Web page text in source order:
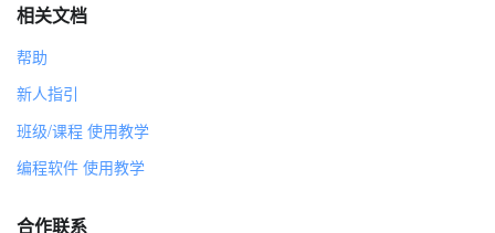
相关文档
帮助
新人指引
班级/课程 使用教学
编程软件 使用教学
合作联系